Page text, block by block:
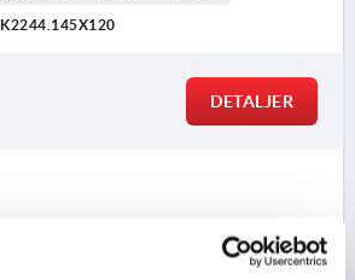
K2244.145X120
DETALJER